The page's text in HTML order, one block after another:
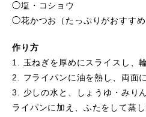
◯塩・コショウ
◯花かつお（たっぷりがおすすめ
作り方
1. 玉ねぎを厚めにスライスし、
2. フライパンに油を熱し、両面
3. 少しの水と、しょうゆ・みり
ライパンに加え、ふたをして蒸し